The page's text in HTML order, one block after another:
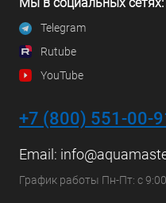
Telegram
Rutube
YouTube
+7 (800) 551-00-
Email:
График работы Пн-Пт: с